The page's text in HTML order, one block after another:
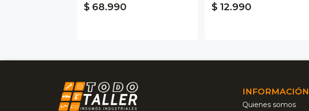
$ 68.990 $ 12.990
INFORMACIÓN
Quienes somos